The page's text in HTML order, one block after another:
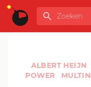
Ga naar de inhoud
GLOBALINFO
Zoeken
ALBERT HEIJN
POWER